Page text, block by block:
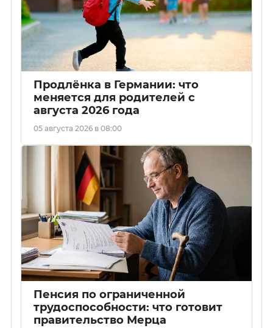
Продлёнка в Германии: что
меняется для родителей с
августа 2026 года
05 августа 2026 в 08:00
Пенсия по ограниченной
трудоспособности: что готовит
правительство Мерца